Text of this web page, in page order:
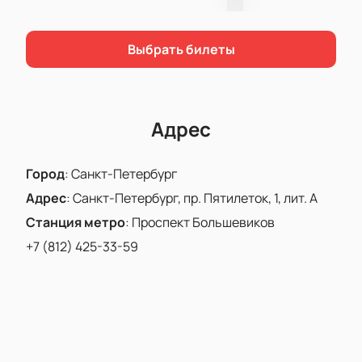
Выбрать билеты
Адрес
Город:Санкт-Петербург
Адрес:Санкт-Петербург, пр. Пятилеток, 1, лит. А
Станция метро: Проспект Большевиков
+7 (812) 425-33-59